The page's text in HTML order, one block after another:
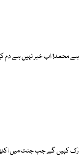
ہے محمد! اب خبر نہیں ہے دم
کہیں گے جب جنت میں